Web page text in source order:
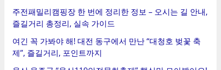
주전패밀리캠핑장 한 번에 정리한 정보 – 오시는 길 안내,
즐길거리 총정리, 실속 가이드
여긴 꼭 가봐야 해! 대전 동구에서 만난 “대청호 벚꽃 축
제”, 즐길거리, 포인트까지